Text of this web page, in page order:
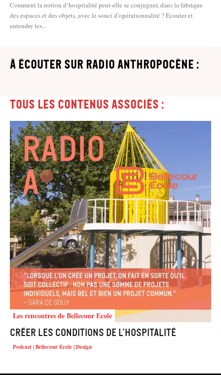
Comment la notion d’hospitalité peut-elle se conjuguer, dans la fabrique
des espaces et des objets, avec le souci d’opérationnalité ? Écouter et
entendre les...
à écouter sur Radio Anthropocène :
Tous les contenus associés :
Les rencontres de Bellecour Ecole
Créer les conditions de l’hospitalité
Podcast | Bellecour Ecole | Design